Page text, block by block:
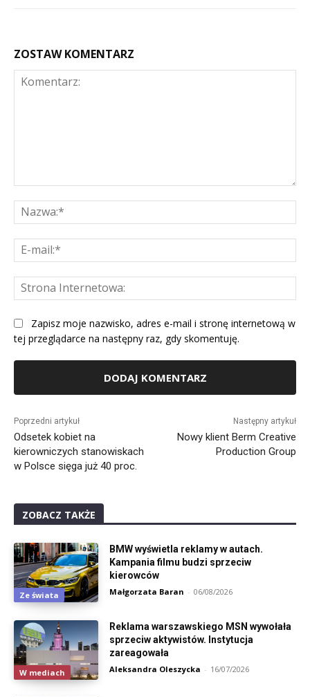
ZOSTAW KOMENTARZ
Zapisz moje nazwisko, adres e-mail i stronę internetową w
tej przeglądarce na następny raz, gdy skomentuję.
Poprzedni artykuł
Odsetek kobiet na
kierowniczych stanowiskach
w Polsce sięga już 40 proc.
Następny artykuł
Nowy klient Berm Creative
Production Group
ZOBACZ TAKŻE
Ze świata
BMW wyświetla reklamy w autach.
Kampania filmu budzi sprzeciw
kierowców
Małgorzata Baran - 06/08/2026
W mediach
Reklama warszawskiego MSN wywołała
sprzeciw aktywistów. Instytucja
zareagowała
Aleksandra Oleszycka - 16/07/2026